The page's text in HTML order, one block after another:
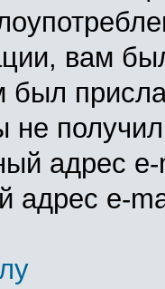
вам
был
не
адрес
адрес e-